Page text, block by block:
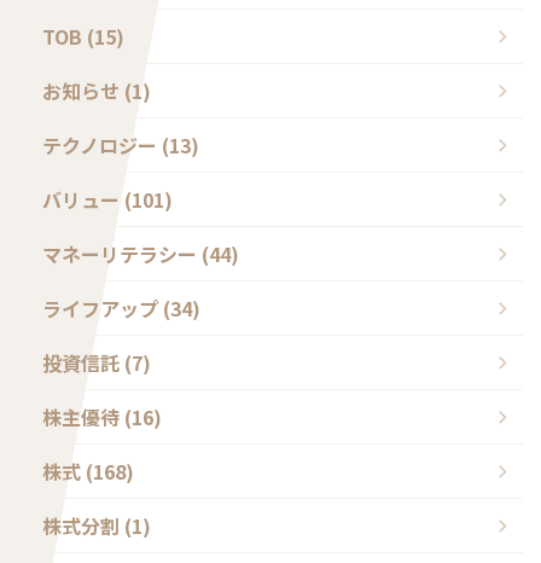
TOB (15)
お知らせ (1)
テクノロジー (13)
バリュー (101)
マネーリテラシー (44)
ライフアップ (34)
投資信託 (7)
株主優待 (16)
株式 (168)
株式分割 (1)